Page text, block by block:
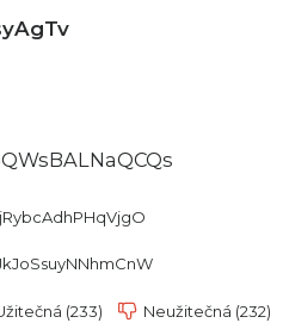
(233) Neužitečná (232)